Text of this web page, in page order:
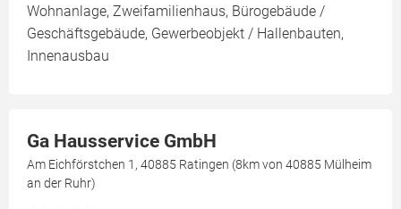
Wohnanlage, Zweifamilienhaus, Bürogebäude /
Geschäftsgebäude, Gewerbeobjekt / Hallenbauten,
Innenausbau
Ga Hausservice GmbH
Am Eichförstchen 1, 40885 Ratingen (8km von 40885 Mülheim
an der Ruhr)